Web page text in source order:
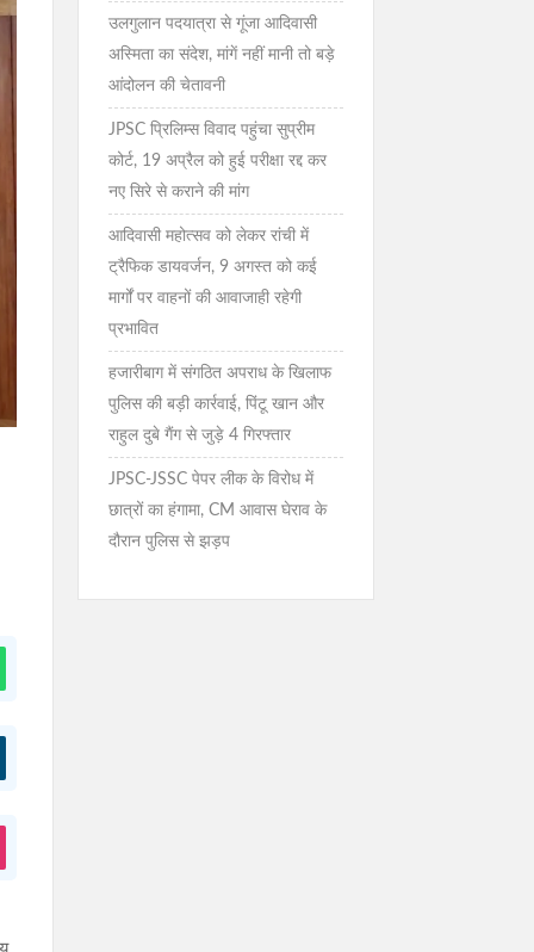
उलगुलान पदयात्रा से गूंजा आदिवासी
अस्मिता का संदेश, मांगें नहीं मानी तो बड़े
आंदोलन की चेतावनी
JPSC प्रिलिम्स विवाद पहुंचा सुप्रीम
कोर्ट, 19 अप्रैल को हुई परीक्षा रद्द कर
नए सिरे से कराने की मांग
आदिवासी महोत्सव को लेकर रांची में
ट्रैफिक डायवर्जन, 9 अगस्त को कई
मार्गों पर वाहनों की आवाजाही रहेगी
प्रभावित
हजारीबाग में संगठित अपराध के खिलाफ
पुलिस की बड़ी कार्रवाई, पिंटू खान और
राहुल दुबे गैंग से जुड़े 4 गिरफ्तार
JPSC-JSSC पेपर लीक के विरोध में
छात्रों का हंगामा, CM आवास घेराव के
दौरान पुलिस से झड़प